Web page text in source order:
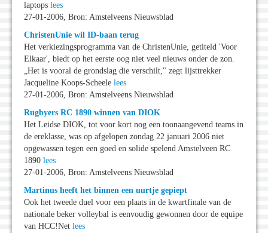
laptops lees
27-01-2006, Bron: Amstelveens Nieuwsblad
ChristenUnie wil ID-baan terug
Het verkiezingsprogramma van de ChristenUnie, getiteld 'Voor
Elkaar', biedt op het eerste oog niet veel nieuws onder de zon.
„Het is vooral de grondslag die verschilt," zegt lijsttrekker
Jacqueline Koops-Scheele lees
27-01-2006, Bron: Amstelveens Nieuwsblad
Rugbyers RC 1890 winnen van DIOK
Het Leidse DIOK, tot voor kort nog een toonaangevend teams in
de ereklasse, was op afgelopen zondag 22 januari 2006 niet
opgewassen tegen een goed en solide spelend Amstelveen RC
1890 lees
27-01-2006, Bron: Amstelveens Nieuwsblad
Martinus heeft het binnen een uurtje gepiept
Ook het tweede duel voor een plaats in de kwartfinale van de
nationale beker volleybal is eenvoudig gewonnen door de equipe
van HCC!Net lees